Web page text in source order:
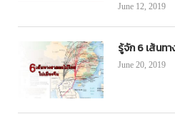
June 12, 2019
รู้จัก 6 เส้นท
June 20, 2019